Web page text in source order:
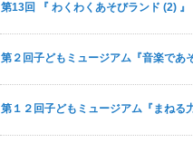
第13回 『 わくわくあそびランド (2) 』
第２回子どもミュージアム『音楽であ
第１２回子どもミュージアム『まねる